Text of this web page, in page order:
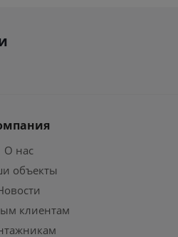
О нас
объекты
клиентам